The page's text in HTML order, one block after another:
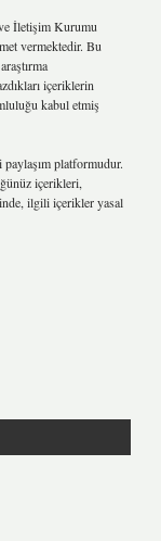
İletişim Kurumu
vermektedir. Bu
içeriklerin
kabul etmiş
platformudur.
içerikleri,
ilgili içerikler yasal